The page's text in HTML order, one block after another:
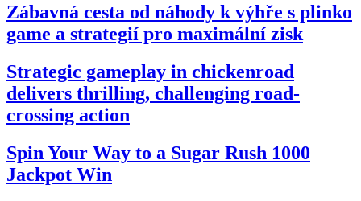
Zábavná cesta od náhody k výhře s plinko
game a strategií pro maximální zisk
Strategic gameplay in chickenroad
delivers thrilling, challenging road-
crossing action
Spin Your Way to a Sugar Rush 1000
Jackpot Win